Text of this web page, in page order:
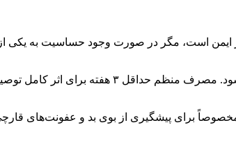
ایمن است، مگر در صورت وجود حساسیت به یکی
مخصوصاً برای پیشگیری از بوی بد و عفونت‌های